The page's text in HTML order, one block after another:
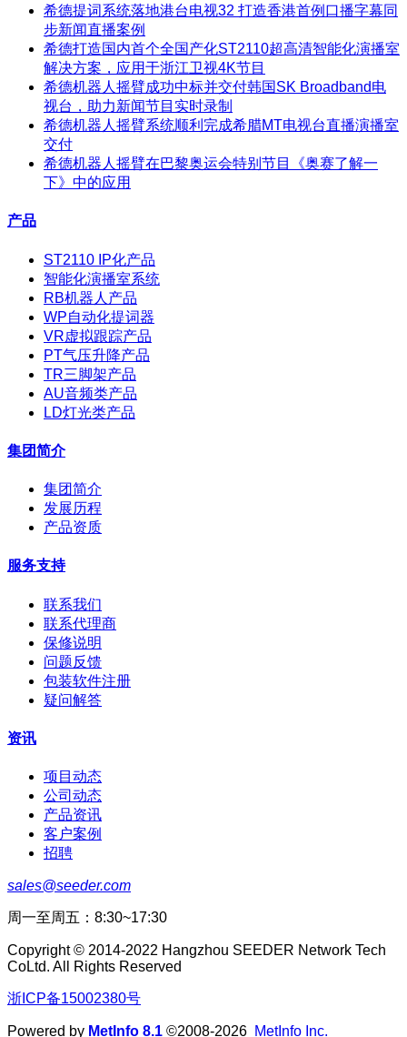
希德提词系统落地港台电视32 打造香港首例口播字幕同
步新闻直播案例
希德打造国内首个全国产化ST2110超高清智能化演播室
解决方案，应用于浙江卫视4K节目
希德机器人摇臂成功中标并交付韩国SK Broadband电
视台，助力新闻节目实时录制
希德机器人摇臂系统顺利完成希腊MT电视台直播演播室
交付
希德机器人摇臂在巴黎奥运会特别节目《奥赛了解一
下》中的应用
产品
ST2110 IP化产品
智能化演播室系统
RB机器人产品
WP自动化提词器
VR虚拟跟踪产品
PT气压升降产品
TR三脚架产品
AU音频类产品
LD灯光类产品
集团简介
集团简介
发展历程
产品资质
服务支持
联系我们
联系代理商
保修说明
问题反馈
包装软件注册
疑问解答
资讯
项目动态
公司动态
产品资讯
客户案例
招聘
sales@seeder.com
周一至周五：8:30~17:30
Copyright © 2014-2022 Hangzhou SEEDER Network Tech
CoLtd. All Rights Reserved
浙ICP备15002380号
Powered by MetInfo 8.1 ©2008-2026 MetInfo Inc.